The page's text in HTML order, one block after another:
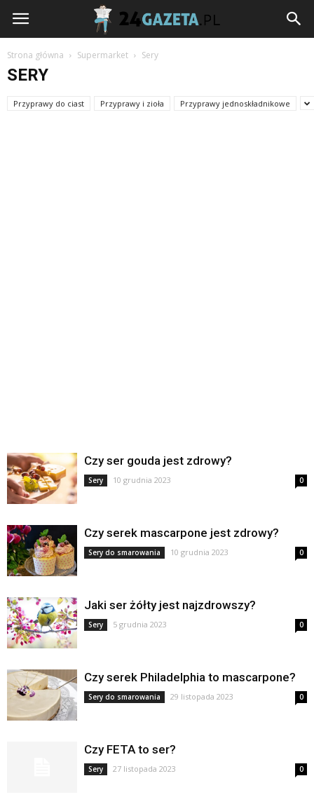
24gazeta.pl
Strona główna Supermarket Sery
SERY
Przyprawy do ciast Przyprawy i zioła Przyprawy jednoskładnikowe
Czy ser gouda jest zdrowy?
Sery 10 grudnia 2023 0
Czy serek mascarpone jest zdrowy?
Sery do smarowania 10 grudnia 2023 0
Jaki ser żółty jest najzdrowszy?
Sery 5 grudnia 2023 0
Czy serek Philadelphia to mascarpone?
Sery do smarowania 29 listopada 2023 0
Czy FETA to ser?
Sery 27 listopada 2023 0